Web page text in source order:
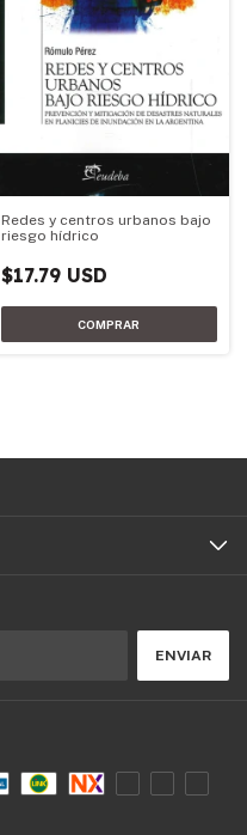
Redes y centros urbanos bajo
riesgo hídrico
$17.79 USD